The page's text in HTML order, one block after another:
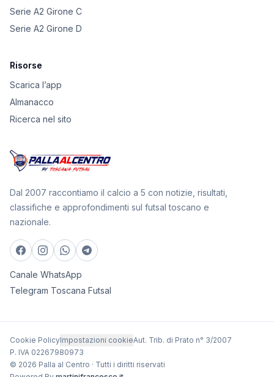
Serie A2 Girone C
Serie A2 Girone D
Risorse
Scarica l’app
Almanacco
Ricerca nel sito
Dal 2007 raccontiamo il calcio a 5 con notizie, risultati,
classifiche e approfondimenti sul futsal toscano e
nazionale.
Canale WhatsApp
Telegram Toscana Futsal
Cookie PolicyImpostazioni cookieAut. Trib. di Prato n° 3/2007
P. IVA 02267980973
© 2026 Palla al Centro · Tutti i diritti riservati